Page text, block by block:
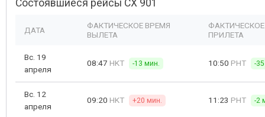
Состоявшиеся рейсы CX 901
ДАТА
ФАКТИЧЕСКОЕ ВРЕМЯ
ВЫЛЕТА
ПРИЛЕТА
Вс. 19
апреля
08:47 HKT -13 мин. 10:50 PHT -
Вс. 12
апреля
09:20 HKT +20 мин. 11:23 PHT -2